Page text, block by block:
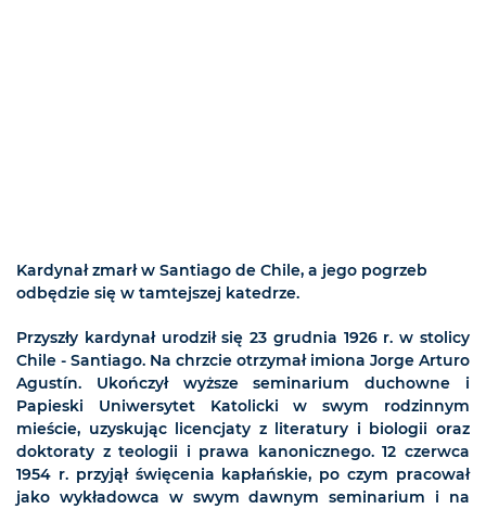
Kardynał zmarł w Santiago de Chile, a jego pogrzeb
odbędzie się w tamtejszej katedrze.
Przyszły kardynał urodził się 23 grudnia 1926 r. w stolicy
Chile - Santiago. Na chrzcie otrzymał imiona Jorge Arturo
Agustín. Ukończył wyższe seminarium duchowne i
Papieski Uniwersytet Katolicki w swym rodzinnym
mieście, uzyskując licencjaty z literatury i biologii oraz
doktoraty z teologii i prawa kanonicznego. 12 czerwca
1954 r. przyjął święcenia kapłańskie, po czym pracował
jako wykładowca w swym dawnym seminarium i na